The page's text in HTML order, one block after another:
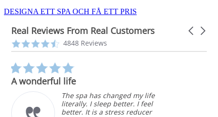
DESIGNA ETT SPA OCH FÅ ETT PRIS
Real Reviews From Real Customers
Reviews
carousel
Carousel
4.3
star
4848 Reviews
rating
A wonderful life
The spa has changed my life
literally. I sleep better. I feel
better. It is a stress reducer